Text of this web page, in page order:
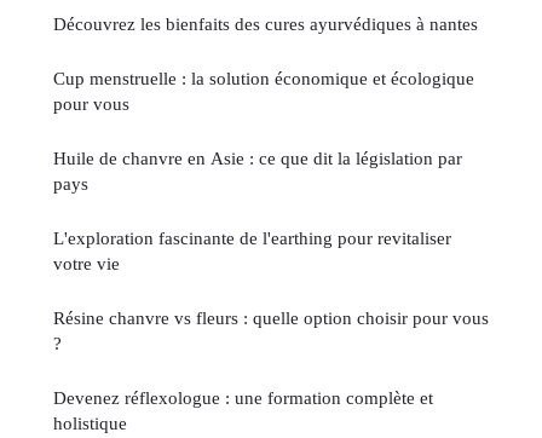
Découvrez les bienfaits des cures ayurvédiques à nantes
Cup menstruelle : la solution économique et écologique
pour vous
Huile de chanvre en Asie : ce que dit la législation par
pays
L'exploration fascinante de l'earthing pour revitaliser
votre vie
Résine chanvre vs fleurs : quelle option choisir pour vous
?
Devenez réflexologue : une formation complète et
holistique